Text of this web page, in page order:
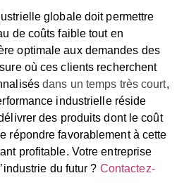
globale doit permettre
de coûts faible tout en
optimale aux demandes des
où ces clients recherchent
ésdans un temps très court,
industrielle réside
des produits dont le coût
répondre favorablement à cette
profitable. Votre entreprise
du futur ? Contactez-